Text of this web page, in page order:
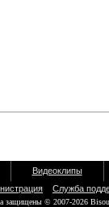
Видеоклипы
Служба
защищены © 2007-2026